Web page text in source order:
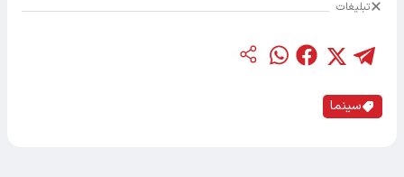
تبلیغات
سینما